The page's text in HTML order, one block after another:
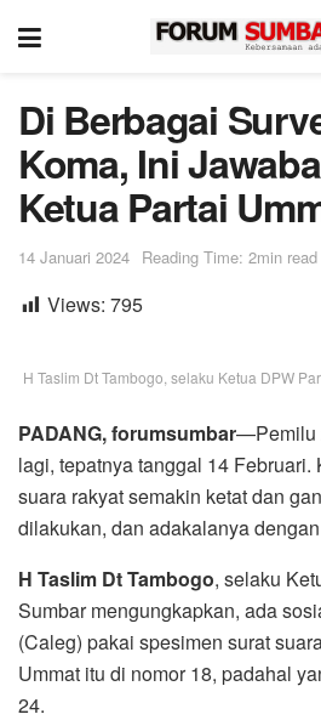
Di Berbagai
Koma, Ini
Ketua Partai
14 Januari 2024 Reading Time: 2min read
Views: 795
H Taslim Dt Tambogo, selaku Ketua DPW
PADANG, forumsumbar—Pemilu
lagi, tepatnya tanggal 14 Februari.
suara rakyat semakin ketat dan
dilakukan, dan adakalanya
H Taslim Dt Tambogo, selaku
Sumbar mengungkapkan, ada
(Caleg) pakai spesimen surat
Ummat itu di nomor 18, padahal
24.